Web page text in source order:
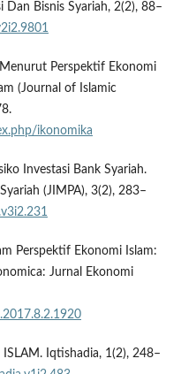
Dan Bisnis Syariah, 2(2), 88–
Perspektif Ekonomi
(Journal of Islamic
ikonomika
Investasi Bank Syariah.
(JIMPA), 3(2), 283–
Perspektif Ekonomi Islam:
Jurnal Ekonomi
Iqtishadia, 1(2), 248–